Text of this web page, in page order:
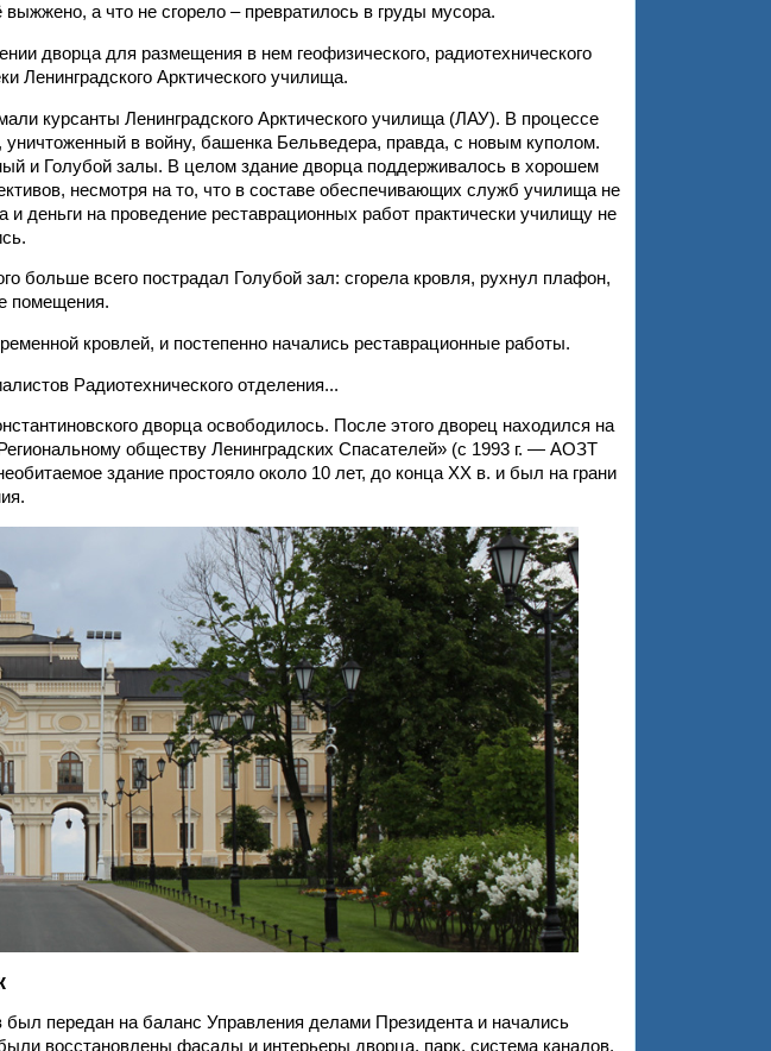
а что не сгорело – превратилось в груды мусора.
дворца для размещения в нем геофизического, радиотехнического
Ленинградского Арктического училища.
курсанты Ленинградского Арктического училища (ЛАУ). В процессе
в войну, башенка Бельведера, правда, с новым куполом.
и Голубой залы. В целом здание дворца поддерживалось в хорошем
несмотря на то, что в составе обеспечивающих служб училища не
деньги на проведение реставрационных работ практически училищу не
больше всего пострадал Голубой зал: сгорела кровля, рухнул плафон,
помещения.
кровлей, и постепенно начались реставрационные работы.
Радиотехнического отделения...
дворца освободилось. После этого дворец находился на
обществу Ленинградских Спасателей» (с 1993 г. — АОЗТ
здание простояло около 10 лет, до конца XX в. и был на грани
передан на баланс Управления делами Президента и начались
восстановлены фасады и интерьеры дворца, парк, система каналов.